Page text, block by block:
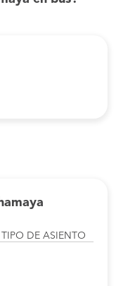
TIPO DE ASIENTO